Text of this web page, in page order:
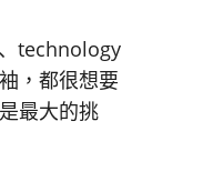
technology
，都很想要
最大的挑